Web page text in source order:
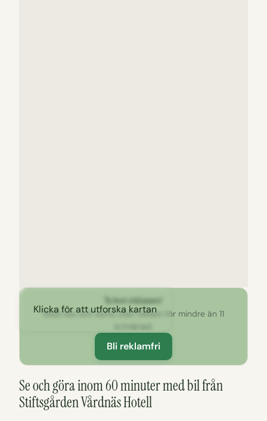
Klicka för att utforska kartan
Ta bort reklamen!
Stöd oss och surfa utan reklam för mindre än 11
kr/månad.
Bli reklamfri
Se och göra inom 60 minuter med bil från
Stiftsgården Vårdnäs Hotell